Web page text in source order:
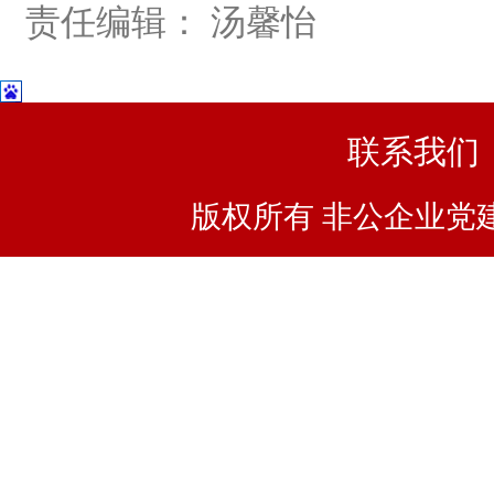
责任编辑： 汤馨怡
联系我们
版权所有 非公企业党